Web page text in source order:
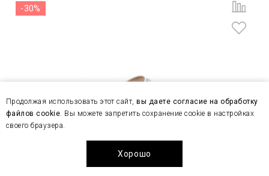
-30%
Продолжая использовать этот сайт,вы даете согласие на обработку
файлов cookie. Вы можете запретить сохранение cookie в настройках
своего браузера.
Хорошо